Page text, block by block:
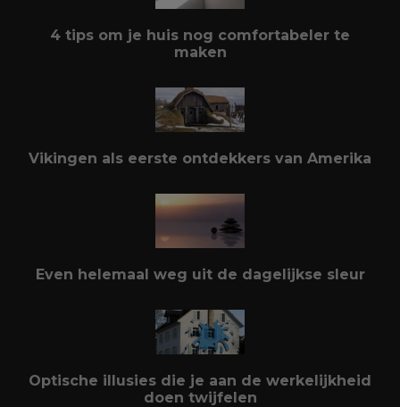
4 tips om je huis nog comfortabeler te
maken
Vikingen als eerste ontdekkers van Amerika
Even helemaal weg uit de dagelijkse sleur
Optische illusies die je aan de werkelijkheid
doen twijfelen